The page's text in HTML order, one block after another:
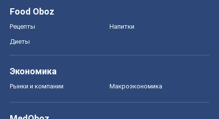
Food Oboz
Рецепты Напитки
Диеты
Экономика
Рынки и компании Mакроэкономика